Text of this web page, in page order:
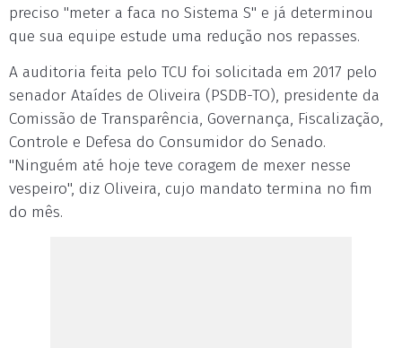
preciso "meter a faca no Sistema S" e já determinou
que sua equipe estude uma redução nos repasses.
A auditoria feita pelo TCU foi solicitada em 2017 pelo
senador Ataídes de Oliveira (PSDB-TO), presidente da
Comissão de Transparência, Governança, Fiscalização,
Controle e Defesa do Consumidor do Senado.
"Ninguém até hoje teve coragem de mexer nesse
vespeiro", diz Oliveira, cujo mandato termina no fim
do mês.